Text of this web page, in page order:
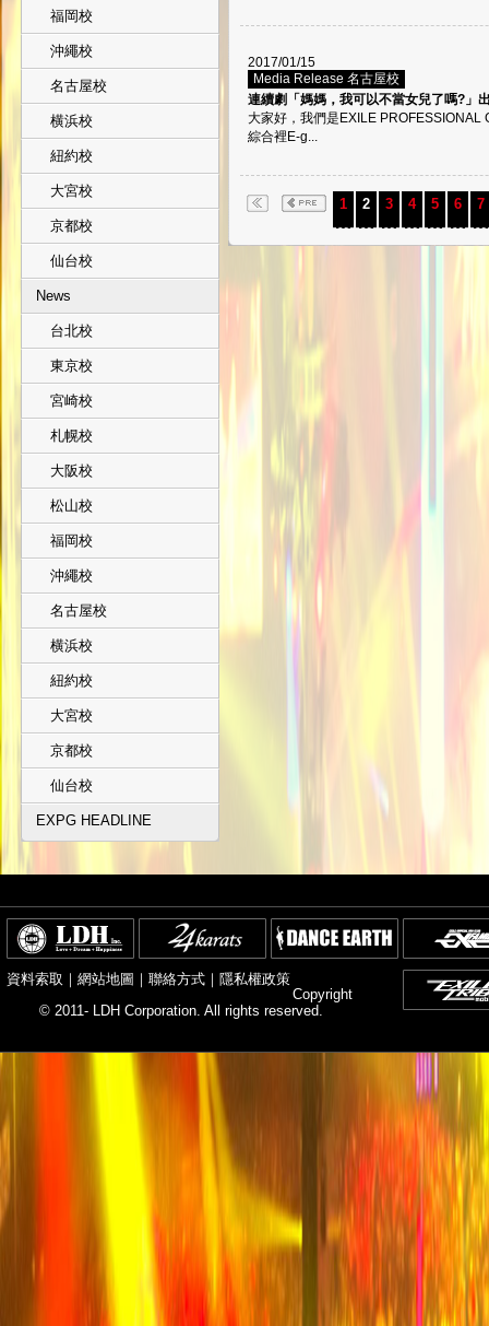
福岡校
沖繩校
名古屋校
横浜校
紐約校
大宮校
京都校
仙台校
News
台北校
東京校
宮崎校
札幌校
大阪校
松山校
福岡校
沖繩校
名古屋校
横浜校
紐約校
大宮校
京都校
仙台校
EXPG HEADLINE
2017/01/15
Media Release 名古屋校
連續劇「媽媽，我可以不當女兒了嗎?」
大家好，我們是EXILE PROFESSIONAL
綜合裡E-g...
1 2 3 4 5 6 7
資料索取 ｜ 網站地圖 ｜ 聯絡方式 ｜ 隱私權政策
Copyright
© 2011- LDH Corporation. All rights reserved.